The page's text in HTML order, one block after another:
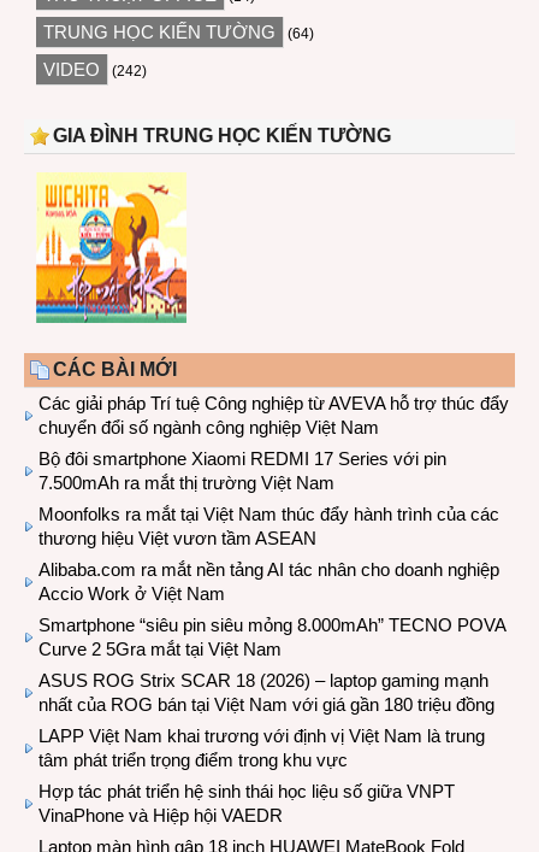
TRUNG HỌC KIẾN TƯỜNG (64)
VIDEO (242)
GIA ĐÌNH TRUNG HỌC KIẾN TƯỜNG
CÁC BÀI MỚI
Các giải pháp Trí tuệ Công nghiệp từ AVEVA hỗ trợ thúc đẩy
chuyển đổi số ngành công nghiệp Việt Nam
Bộ đôi smartphone Xiaomi REDMI 17 Series với pin
7.500mAh ra mắt thị trường Việt Nam
Moonfolks ra mắt tại Việt Nam thúc đẩy hành trình của các
thương hiệu Việt vươn tầm ASEAN
Alibaba.com ra mắt nền tảng AI tác nhân cho doanh nghiệp
Accio Work ở Việt Nam
Smartphone “siêu pin siêu mỏng 8.000mAh” TECNO POVA
Curve 2 5Gra mắt tại Việt Nam
ASUS ROG Strix SCAR 18 (2026) – laptop gaming mạnh
nhất của ROG bán tại Việt Nam với giá gần 180 triệu đồng
LAPP Việt Nam khai trương với định vị Việt Nam là trung
tâm phát triển trọng điểm trong khu vực
Hợp tác phát triển hệ sinh thái học liệu số giữa VNPT
VinaPhone và Hiệp hội VAEDR
Laptop màn hình gập 18 inch HUAWEI MateBook Fold